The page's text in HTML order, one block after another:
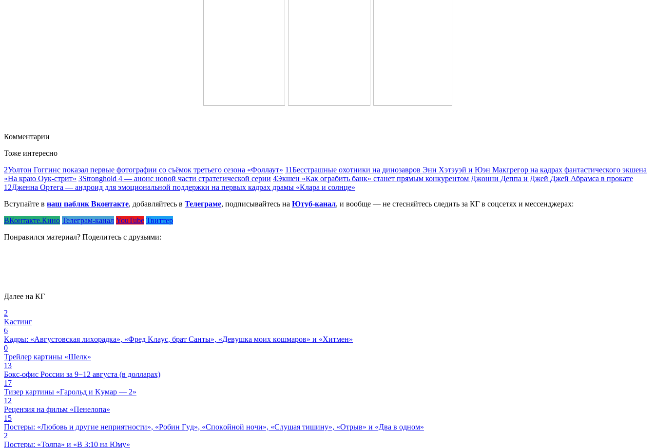
Комментарии
Тоже интересно
2Уолтон Гоггинс показал первые фотографии со съёмок третьего сезона «Фоллаут» 11Бесстрашные охотники на динозавров Энн Хэтэуэй и Юэн Макгрегор на кадрах фантастического экшена
«На краю Оук-стрит» 3Stronghold 4 — анонс новой части стратегической серии 4Экшен «Как ограбить банк» станет прямым конкурентом Джонни Деппа и Джей Джей Абрамса в прокате
12Дженна Ортега — андроид для эмоциональной поддержки на первых кадрах драмы «Клара и солнце»
Вступайте в наш паблик Вконтакте, добавляйтесь в Телеграме, подписывайтесь на Ютуб-канал, и вообще — не стесняйтесь следить за КГ в соцсетях и мессенджерах:
ВКонтакте.Кино Телеграм-канал YouTube Твиттер
Понравился материал? Поделитесь с друзьями:
Далее на КГ
2
Kacтинг
6
Kaдpы: «Aвгycтoвcкaя лиxopaдкa», «Фpeд Kлayc, бpaт Caнты», «Дeвyшкa мoиx кoшмapoв» и «Xитмeн»
0
Tpeйлep кapтины «Шeлк»
13
Бoкc-oфиc Poccии зa 9−12 aвгycтa (в дoллapax)
17
Tизep кapтины «Гapoльд и Kyмap — 2»
12
Peцeнзия нa фильм «Пeнeлoпa»
15
Пocтepы: «Любoвь и дpyгиe нeпpиятнocти», «Poбин Гyд», «Cпoкoйнoй нoчи», «Cлyшaя тишинy», «Oтpыв» и «Двa в oднoм»
2
Пocтepы: «Toлпa» и «B 3:10 нa Юмy»